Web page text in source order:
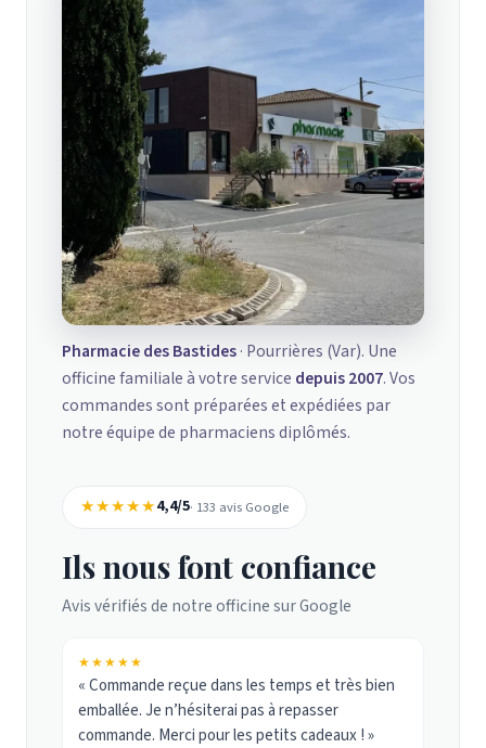
Pharmacie des Bastides· Pourrières (Var). Une
officine familiale à votre service depuis 2007. Vos
commandes sont préparées et expédiées par
notre équipe de pharmaciens diplômés.
★★★★★4,4/5· 133 avis Google
Ils nous font confiance
Avis vérifiés de notre officine sur Google
★★★★★
« Commande reçue dans les temps et très bien
emballée. Je n’hésiterai pas à repasser
commande. Merci pour les petits cadeaux ! »